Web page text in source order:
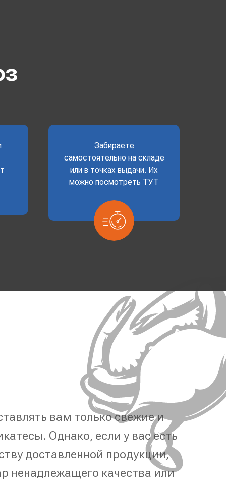
Забираете
самостоятельно на складе
или в точках выдачи. Их
можно посмотреть ТУТ
вам только свежие и
Однако, если у вас есть
доставленной продукции,
ненадлежащего качества или